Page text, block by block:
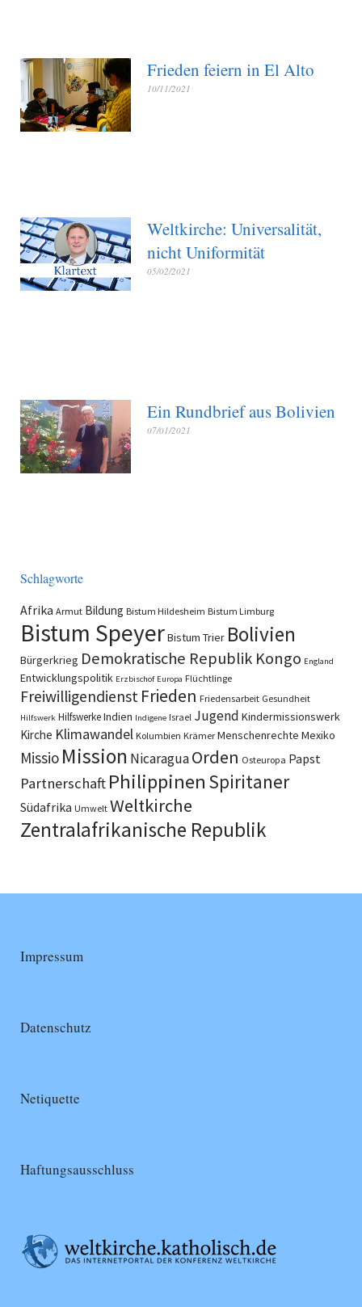
Frieden feiern in El Alto
10/11/2021
Weltkirche: Universalität,
nicht Uniformität
05/02/2021
Ein Rundbrief aus Bolivien
07/01/2021
Schlagworte
Afrika Armut Bildung Bistum Hildesheim Bistum Limburg
Bistum SpeyerBistum Trier Bolivien
Bürgerkrieg Demokratische Republik Kongo England
Entwicklungspolitik Erzbischof Europa Flüchtlinge
Freiwilligendienst Frieden Friedensarbeit Gesundheit
Hilfswerk HilfswerkeIndien Indigene Israel Jugend Kindermissionswerk
Kirche Klimawandel Kolumbien Krämer Menschenrechte Mexiko
Missio Mission NicaraguaOrden Osteuropa Papst
Partnerschaft Philippinen Spiritaner
Südafrika Umwelt Weltkirche
Zentralafrikanische Republik
Impressum
Datenschutz
Netiquette
Haftungsausschluss